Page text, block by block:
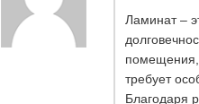
Ламинат –
помещения,
требует
Благодаря